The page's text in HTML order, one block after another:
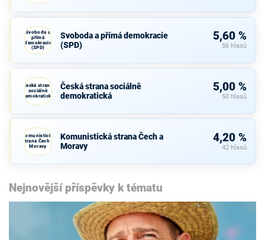
Svoboda a
přímá
demokracie
(SPD)
Svoboda a přímá demokracie
(SPD)
5,60 %
56 hlasů
Česká strana
sociálně
demokratická
Česká strana sociálně
demokratická
5,00 %
50 hlasů
Komunistická
strana Čech a
Moravy
Komunistická strana Čech a
Moravy
4,20 %
42 hlasů
Nejnovější příspěvky k tématu